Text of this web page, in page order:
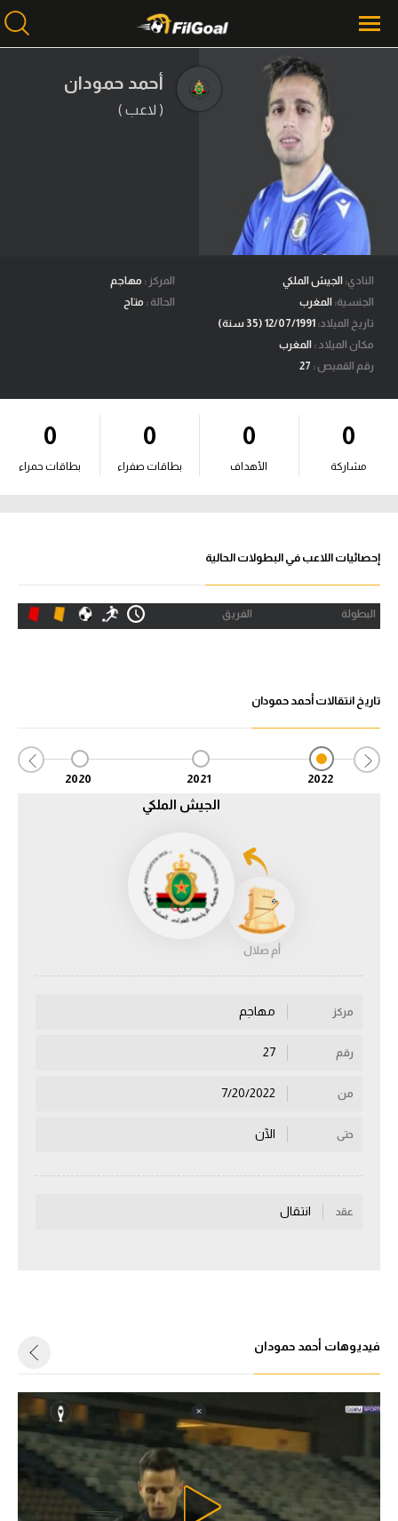
محتوى إخباري
الرئيسية
أخبار
مباريات
ميركاتو
فانتازي في الجول
مسابقة التوقعات
فيديوهات
آراء حرة
ركن الألعاب
الدوري المصري
الدوري الإنجليزي الممتاز
الدوري الإيطالي
الدوري الألماني
دوري أبطال أوروبا
دوري أبطال إفريقيا
أقسام
سعودي في الجول
رياضات أخرى
كرة السلة الأمريكية
كرة سلة
أحمد حمودان
( لاعب )
النادي: الجيش الملكي
الجنسية: المغرب
تاريخ الميلاد:
مكان الميلاد : المغرب
رقم القميص :
المركز : مهاجم
الحالة : متاح
0
مشاركة
0
الأهداف
0
بطاقات صفراء
0
بطاقات حمراء
إحصائيات اللاعب في البطولات الحالية
البطولة الفريق
تاريخ انتقالات أحمد حمودان
2022
2021
2020
الجيش الملكي
أم صلال
مركز مهاجم
رقم
من
حتى الآن
عقد انتقال
فيديوهات أحمد حمودان